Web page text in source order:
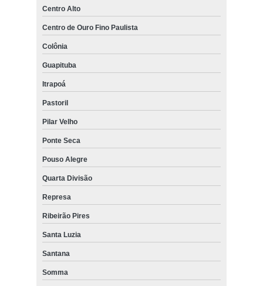
Centro Alto
Centro de Ouro Fino Paulista
Colônia
Guapituba
Itrapoá
Pastoril
Pilar Velho
Ponte Seca
Pouso Alegre
Quarta Divisão
Represa
Ribeirão Pires
Santa Luzia
Santana
Somma